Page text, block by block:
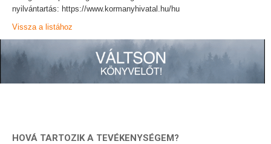
nyilvántartás: https://www.kormanyhivatal.hu/hu
Vissza a listához
HOVÁ TARTOZIK A TEVÉKENYSÉGEM?